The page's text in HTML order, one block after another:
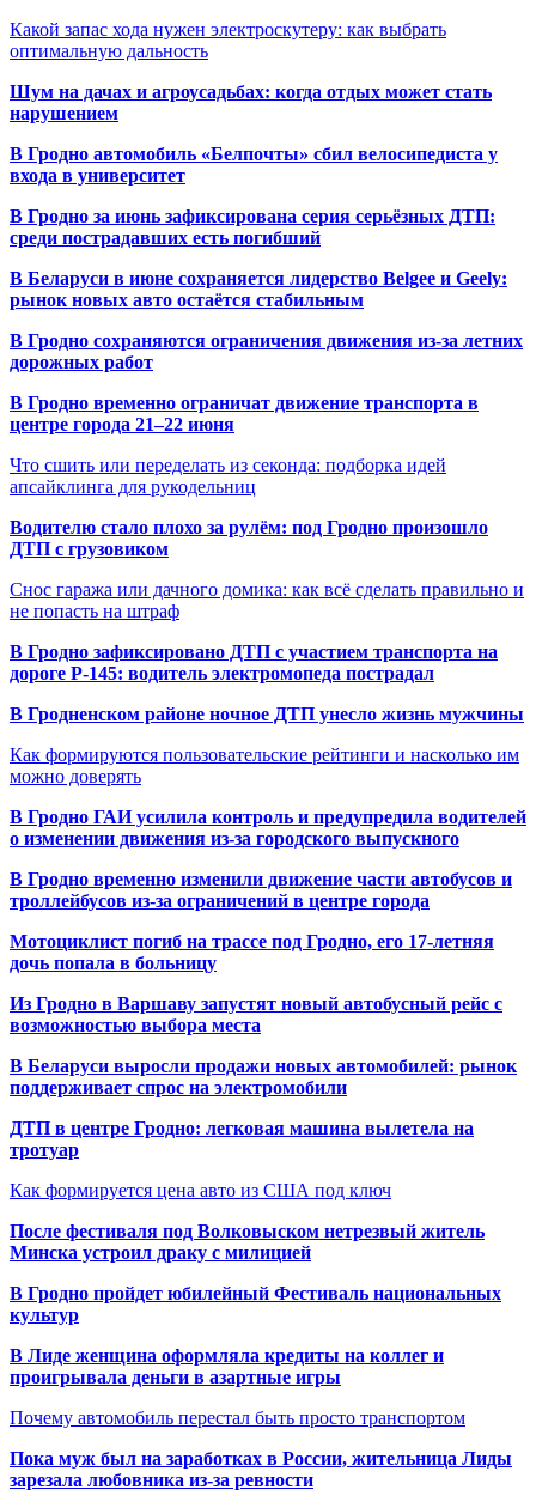
Какой запас хода нужен электроскутеру: как выбрать
оптимальную дальность
Шум на дачах и агроусадьбах: когда отдых может стать
нарушением
В Гродно автомобиль «Белпочты» сбил велосипедиста у
входа в университет
В Гродно за июнь зафиксирована серия серьёзных ДТП:
среди пострадавших есть погибший
В Беларуси в июне сохраняется лидерство Belgee и Geely:
рынок новых авто остаётся стабильным
В Гродно сохраняются ограничения движения из-за летних
дорожных работ
В Гродно временно ограничат движение транспорта в
центре города 21–22 июня
Что сшить или переделать из секонда: подборка идей
апсайклинга для рукодельниц
Водителю стало плохо за рулём: под Гродно произошло
ДТП с грузовиком
Снос гаража или дачного домика: как всё сделать правильно и
не попасть на штраф
В Гродно зафиксировано ДТП с участием транспорта на
дороге Р-145: водитель электромопеда пострадал
В Гродненском районе ночное ДТП унесло жизнь мужчины
Как формируются пользовательские рейтинги и насколько им
можно доверять
В Гродно ГАИ усилила контроль и предупредила водителей
о изменении движения из-за городского выпускного
В Гродно временно изменили движение части автобусов и
троллейбусов из-за ограничений в центре города
Мотоциклист погиб на трассе под Гродно, его 17-летняя
дочь попала в больницу
Из Гродно в Варшаву запустят новый автобусный рейс с
возможностью выбора места
В Беларуси выросли продажи новых автомобилей: рынок
поддерживает спрос на электромобили
ДТП в центре Гродно: легковая машина вылетела на
тротуар
Как формируется цена авто из США под ключ
После фестиваля под Волковыском нетрезвый житель
Минска устроил драку с милицией
В Гродно пройдет юбилейный Фестиваль национальных
культур
В Лиде женщина оформляла кредиты на коллег и
проигрывала деньги в азартные игры
Почему автомобиль перестал быть просто транспортом
Пока муж был на заработках в России, жительница Лиды
зарезала любовника из-за ревности